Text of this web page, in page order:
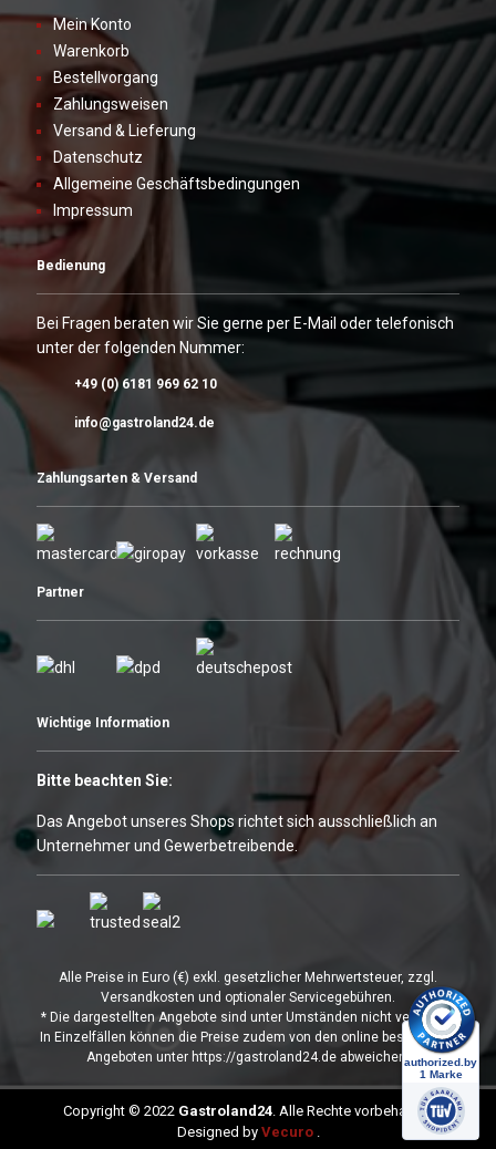
Mein Konto
Warenkorb
Bestellvorgang
Zahlungsweisen
Versand & Lieferung
Datenschutz
Allgemeine Geschäftsbedingungen
Impressum
Bedienung
Bei Fragen beraten wir Sie gerne per E-Mail oder telefonisch
unter der folgenden Nummer:
+49 (0) 6181 969 62 10
info@gastroland24.de
Zahlungsarten & Versand
Partner
Wichtige Information
Bitte beachten Sie:
Das Angebot unseres Shops richtet sich ausschließlich an
Unternehmer und Gewerbetreibende.
Alle Preise in Euro (€) exkl. gesetzlicher Mehrwertsteuer, zzgl.
Versandkosten und optionaler Servicegebühren.
* Die dargestellten Angebote sind unter Umständen nicht verfügbar.
In Einzelfällen können die Preise zudem von den online bestellbaren
Angeboten unter https://gastroland24.de abweichen.
Copyright © 2022 Gastroland24. Alle Rechte vorbehalten.
Designed by Vecuro.